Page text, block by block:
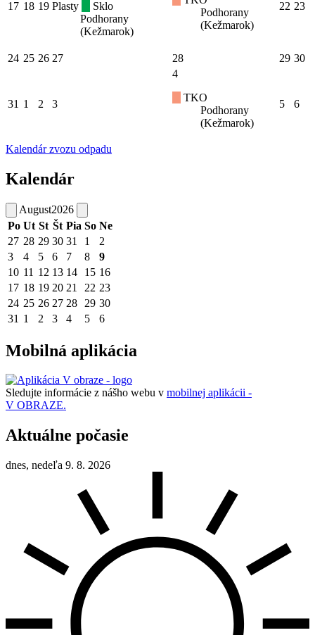
17 18 19 Plasty
Sklo
Podhorany
(Kežmarok)
Podhorany
(Kežmarok)
22 23
24 25 26 27 28 29 30
31 1 2 3
4
TKO
Podhorany
(Kežmarok)
5 6
Kalendár zvozu odpadu
Kalendár
August2026
Po Ut St Št Pia So Ne
27 28 29 30 31 1
2
3
4 5 6 7 8
9
10 11 12 13 14 15 16
17 18 19 20 21 22 23
24 25 26 27 28 29 30
31 1 2 3 4 5 6
Mobilná aplikácia
Sledujte informácie z nášho webu v mobilnej aplikácii -
V OBRAZE.
Aktuálne počasie
dnes, nedeľa 9. 8. 2026